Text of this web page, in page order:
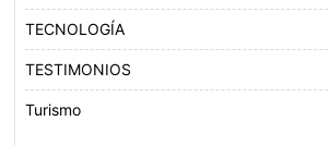
TECNOLOGÍA
TESTIMONIOS
Turismo